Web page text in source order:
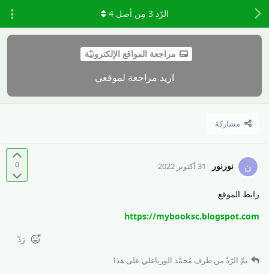
مراجعة المواقع الإلكترونيّة
اريد مراجعة لموقعي
مشاركة
الرّد3 مِن أصل4
0 ن نورنور 31 أكتوبر 2022
رابط الموقع
https://mybooksc.blogspot.com
رَدّ
تمّ الرّدّ من طرف مُحمَّد الورياغلي على هذا